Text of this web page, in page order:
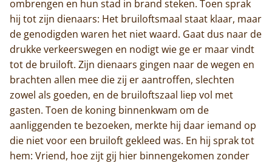
ombrengen en hun stad in brand steken. Toen sprak
hij tot zijn dienaars: Het bruiloftsmaal staat klaar, maar
de genodigden waren het niet waard. Gaat dus naar de
drukke verkeerswegen en nodigt wie ge er maar vindt
tot de bruiloft. Zijn dienaars gingen naar de wegen en
brachten allen mee die zij er aantroffen, slechten
zowel als goeden, en de bruiloftszaal liep vol met
gasten. Toen de koning binnenkwam om de
aanliggenden te bezoeken, merkte hij daar iemand op
die niet voor een bruiloft gekleed was. En hij sprak tot
hem: Vriend, hoe zijt gij hier binnengekomen zonder